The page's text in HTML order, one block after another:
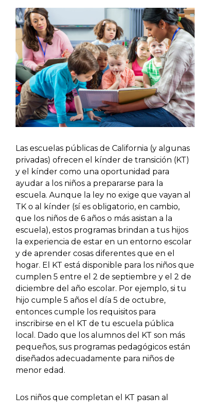
Las escuelas públicas de California (y algunas
privadas) ofrecen el kínder de transición (KT)
y el kínder como una oportunidad para
ayudar a los niños a prepararse para la
escuela. Aunque la ley no exige que vayan al
TK o al kínder (sí es obligatorio, en cambio,
que los niños de 6 años o más asistan a la
escuela), estos programas brindan a tus hijos
la experiencia de estar en un entorno escolar
y de aprender cosas diferentes que en el
hogar. El KT está disponible para los niños que
cumplen 5 entre el 2 de septiembre y el 2 de
diciembre del año escolar. Por ejemplo, si tu
hijo cumple 5 años el día 5 de octubre,
entonces cumple los requisitos para
inscribirse en el KT de tu escuela pública
local. Dado que los alumnos del KT son más
pequeños, sus programas pedagógicos están
diseñados adecuadamente para niños de
menor edad.
Los niños que completan el KT pasan al